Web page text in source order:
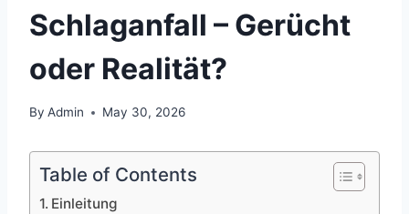
Schlaganfall – Gerücht
oder Realität?
By Admin May 30, 2026
Table of Contents
Einleitung